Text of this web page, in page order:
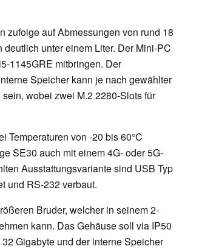
zufolge auf Abmessungen von rund 18
unter einem Liter. Der Mini-PC
1145GRE mitbringen. Der
Speicher kann je nach gewählter
wobei zwei M.2 2280-Slots für
Temperaturen von -20 bis 60°C
SE30 auch mit einem 4G- oder 5G-
Ausstattungsvariante sind USB Typ
und RS-232 verbaut.
Bruder, welcher in seinem 2-
kann. Das Gehäuse soll via IP50
Gigabyte und der interne Speicher